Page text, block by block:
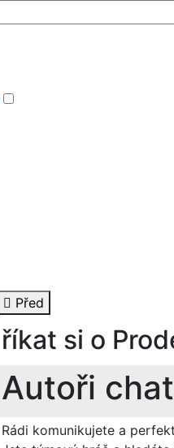
Před
říkat si o
Autoři
Rádi komunikujete a